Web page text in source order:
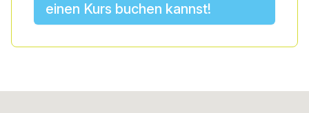
einen Kurs buchen kannst!